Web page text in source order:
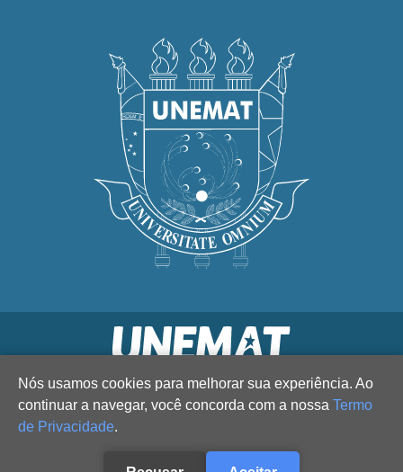
Nós usamos cookies para melhorar sua experiência. Ao
continuar a navegar, você concorda com a nossa Termo
de Privacidade.